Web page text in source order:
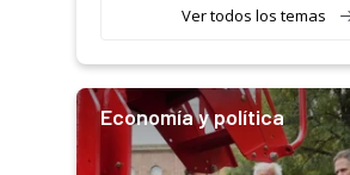
Ver todos los temas
Economía y política